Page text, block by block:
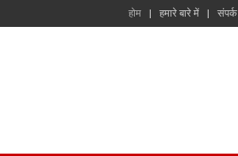
होम हमारे बारे में संपर्क